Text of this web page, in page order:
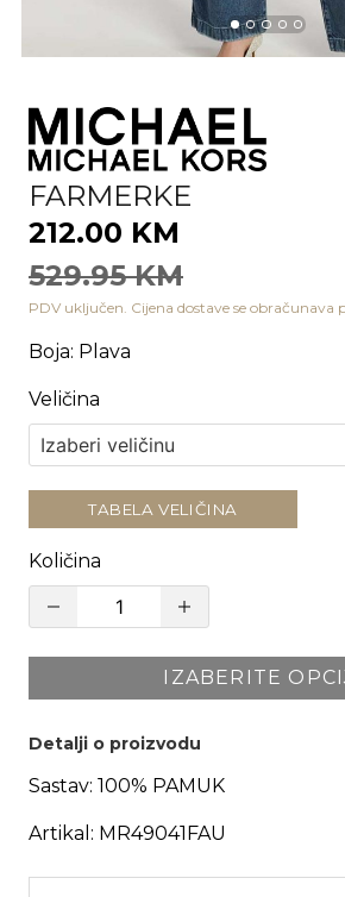
FARMERKE
212.00 KM
529.95 KM
PDV uključen. Cijena dostave se obračunava
Boja: Plava
Veličina
TABELA VELIČINA
Količina
IZABERITE
Detalji o proizvodu
Sastav: 100% PAMUK
Artikal: MR49041FAU